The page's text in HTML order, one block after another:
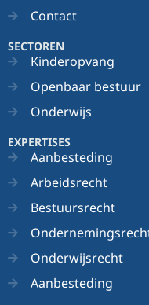
Contact
SECTOREN
Kinderopvang
Openbaar bestuur
Onderwijs
EXPERTISES
Aanbesteding
Arbeidsrecht
Bestuursrecht
Onderwijsrecht
Aanbesteding